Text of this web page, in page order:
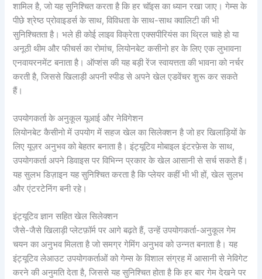
शामिल है, जो यह सुनिश्चित करता है कि हर चॉइस का ध्यान रखा जाए। गेम्स के
पीछे श्रेष्ठ प्रोवाइडर्स के साथ, विविधता के साथ-साथ क्वालिटी की भी
सुनिश्चितता है। भले ही कोई लाइव विक्रेता एक्सपीरियंस का थ्रिल चाहे हो या
अनूठी थीम और फीचर्स का रोमांच, लियोनबेट कसीनो हर के लिए एक लुभावना
एनवायरनमेंट बनाता है। ऑप्शंस की यह बड़ी रेंज स्वायत्तता की भावना को नर्चर
करती है, जिससे खिलाड़ी अपनी स्पीड से अपने खेल एडवेंचर शुरू कर सकते
हैं।
उपयोगकर्ता के अनुकूल यूआई और नेविगेशन
लियोनबेट कैसीनो में उपयोग में सहज खेल का सिलेक्शन है जो हर खिलाड़ियों के
लिए यूज़र अनुभव को बेहतर बनाता है। इंट्यूटिव मोबाइल इंटरफ़ेस के साथ,
उपयोगकर्ता अपने डिवाइस पर विभिन्न प्रकार के खेल आसानी से सर्च सकते हैं।
यह सुलभ डिज़ाइन यह सुनिश्चित करता है कि प्लेयर कहीं भी भी हों, खेल सुलभ
और एंटरटेनिंग बनी रहे।
इंट्यूटिव ज्ञान सहित खेल सिलेक्शन
जैसे-जैसे खिलाड़ी प्लेटफ़ॉर्म पर आगे बढ़ते हैं, उन्हें उपयोगकर्ता-अनुकूल गेम
चयन का अनुभव मिलता है जो समग्र गेमिंग अनुभव को उन्नत बनाता है। यह
इंट्यूटिव लेआउट उपयोगकर्ताओं को गेम्स के विशाल संग्रह में आसानी से नेविगेट
करने की अनुमति देता है, जिससे यह सुनिश्चित होता है कि हर बार गेम देखने पर